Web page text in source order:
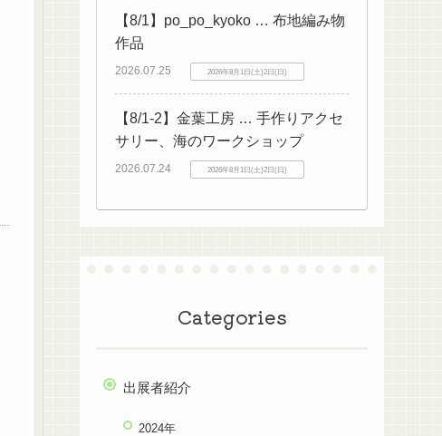
【8/1】po_po_kyoko … 布地編み物
作品
2026.07.25 2026年8月1日(土)2日(日)
【8/1-2】金葉工房 … 手作りアクセ
サリー、海のワークショップ
2026.07.24 2026年8月1日(土)2日(日)
Categories
出展者紹介
2024年